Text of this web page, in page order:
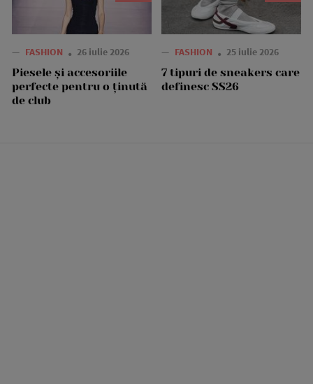
— FASHION 26 iulie 2026
Piesele și accesoriile
perfecte pentru o ținută
de club
— FASHION 25 iulie 2026
7 tipuri de sneakers care
definesc SS26